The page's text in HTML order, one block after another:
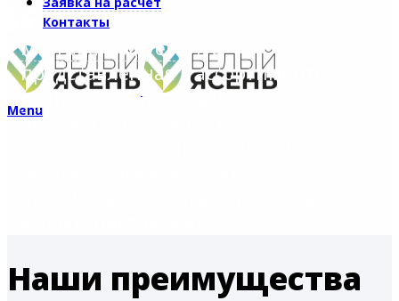
Контакты
Menu
Мы гарантируем
, что
представленная в ассортименте
облицовочная продукция будет
долгие годы радовать
Наши преимущества